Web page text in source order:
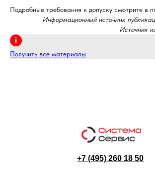
Подробные требования к допуску смотрите в
Информационный источник
Источник
Получить все материалы
+7 (495) 260 18 50